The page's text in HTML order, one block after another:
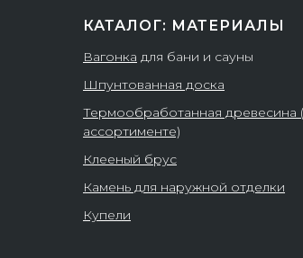
КАТАЛОГ: МАТЕРИАЛЫ
Вагонка для бани и сауны
Шпунтованная доска
Термообработанная древесина
ассортименте)
Клееный брус
Камень для наружной отделки
Купели